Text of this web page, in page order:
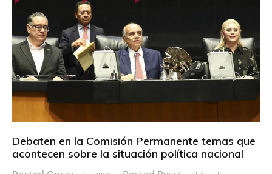
Debaten en la Comisión Permanente temas que
acontecen sobre la situación política nacional